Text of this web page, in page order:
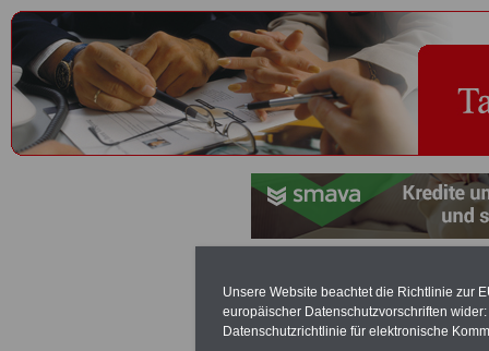
Bücher für
PDF-SERVICE
Unsere Website beachtet die Richtlinie zur
europäischer Datenschutzvorschriften
Datenschutzrichtlinie für elektronische